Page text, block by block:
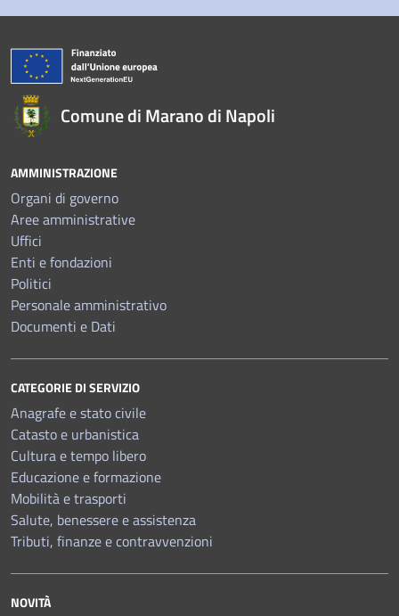
Comune di Marano di Napoli
AMMINISTRAZIONE
Organi di governo
Aree amministrative
Uffici
Enti e fondazioni
Politici
Personale amministrativo
Documenti e Dati
CATEGORIE DI SERVIZIO
Anagrafe e stato civile
Catasto e urbanistica
Cultura e tempo libero
Educazione e formazione
Mobilità e trasporti
Salute, benessere e assistenza
Tributi, finanze e contravvenzioni
NOVITÀ